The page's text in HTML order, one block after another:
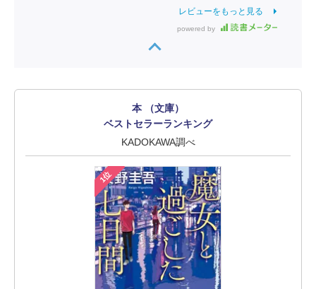
レビューをもっと見る
powered by
本 （文庫）
ベストセラーランキング
KADOKAWA調べ
1位